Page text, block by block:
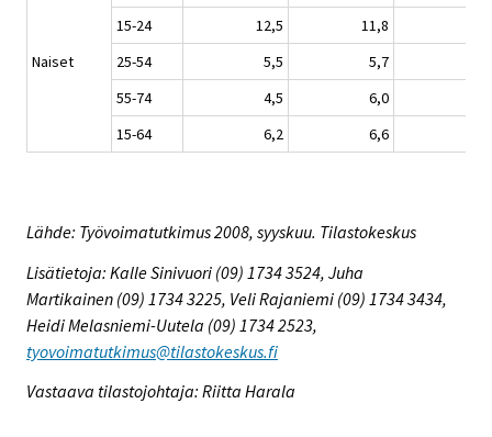
Naiset
15-24
12,5 11,8
25-54
5,5 5,7
55-74
4,5 6,0
15-64
6,2 6,6
Lähde: Työvoimatutkimus 2008, syyskuu. Tilastokeskus
Lisätietoja: Kalle Sinivuori (09) 1734 3524, Juha
Martikainen (09) 1734 3225, Veli Rajaniemi (09) 1734 3434,
Heidi Melasniemi-Uutela (09) 1734 2523,
tyovoimatutkimus@tilastokeskus.fi
Vastaava tilastojohtaja: Riitta Harala